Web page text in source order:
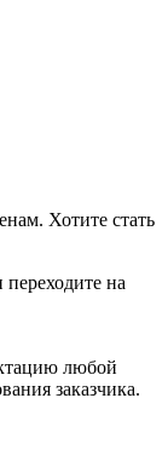
Хотите стать
переходите на
любой
заказчика.